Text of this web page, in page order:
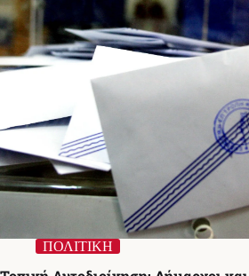
ανακοινώνει
ο
Λιβάνιος
ΠΟΛΙΤΙΚΗ